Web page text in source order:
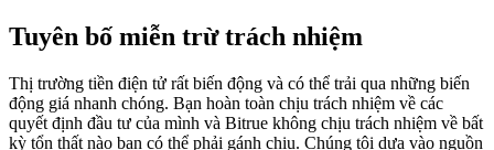
USDT New User Exclusive 10% APR
USDT Flexible Staking | Daily Rewards
Tuyên bố miễn trừ trách nhiệm
Thị trường tiền điện tử rất biến động và có thể trải qua những biến
động giá nhanh chóng. Bạn hoàn toàn chịu trách nhiệm về các
quyết định đầu tư của mình và Bitrue không chịu trách nhiệm về bất
kỳ tổn thất nào bạn có thể phải gánh chịu. Chúng tôi dựa vào nguồn